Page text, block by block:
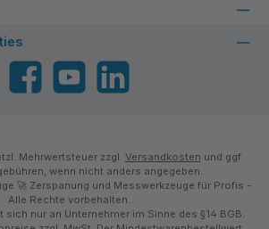
FacebookYouTube
Mehrwertsteuer zzgl. Versandkosten und ggf.
wenn nicht anders angegeben.
🚀 Zerspanung und Messwerkzeuge für Profis -
Alle Rechte vorbehalten.
sich nur an Unternehmer im Sinne des §14 BGB.